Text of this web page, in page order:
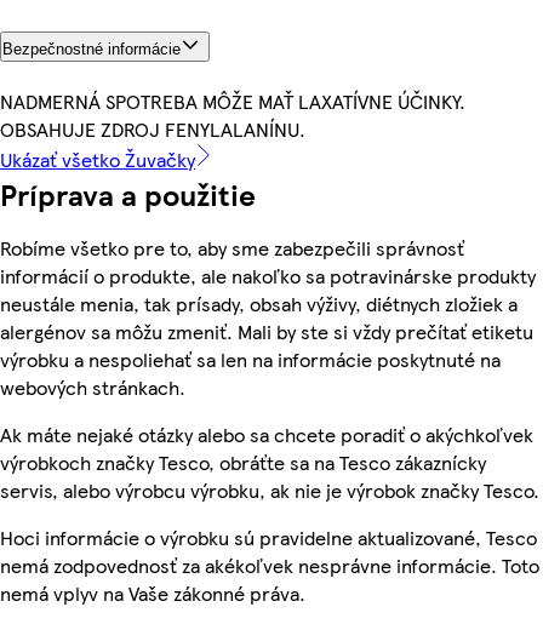
Bezpečnostné informácie
NADMERNÁ SPOTREBA MÔŽE MAŤ LAXATÍVNE ÚČINKY.
OBSAHUJE ZDROJ FENYLALANÍNU.
Ukázať všetko Žuvačky
Príprava a použitie
Robíme všetko pre to, aby sme zabezpečili správnosť
informácií o produkte, ale nakoľko sa potravinárske produkty
neustále menia, tak prísady, obsah výživy, diétnych zložiek a
alergénov sa môžu zmeniť. Mali by ste si vždy prečítať etiketu
výrobku a nespoliehať sa len na informácie poskytnuté na
webových stránkach.
Ak máte nejaké otázky alebo sa chcete poradiť o akýchkoľvek
výrobkoch značky Tesco, obráťte sa na Tesco zákaznícky
servis, alebo výrobcu výrobku, ak nie je výrobok značky Tesco.
Hoci informácie o výrobku sú pravidelne aktualizované, Tesco
nemá zodpovednosť za akékoľvek nesprávne informácie. Toto
nemá vplyv na Vaše zákonné práva.